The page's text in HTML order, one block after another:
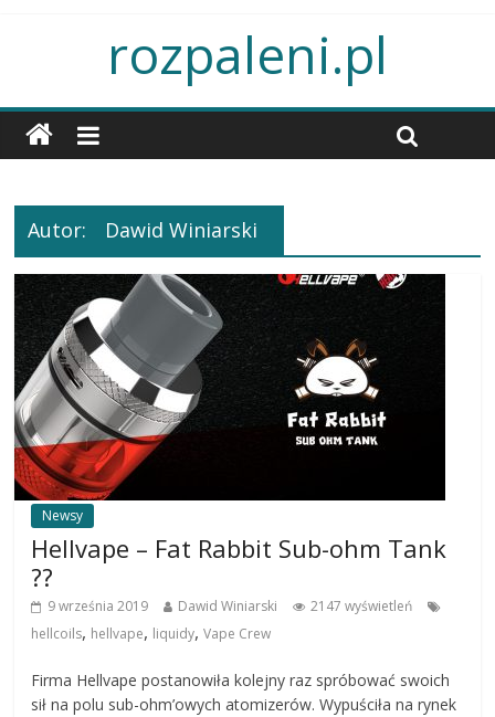
rozpaleni.pl
Autor: Dawid Winiarski
Newsy
Hellvape – Fat Rabbit Sub-ohm Tank
??
9 września 2019 Dawid Winiarski
2147 wyświetleń
hellcoils, hellvape, liquidy,Vape Crew
Firma Hellvape postanowiła kolejny raz spróbować swoich
sił na polu sub-ohm’owych atomizerów. Wypuściła na rynek